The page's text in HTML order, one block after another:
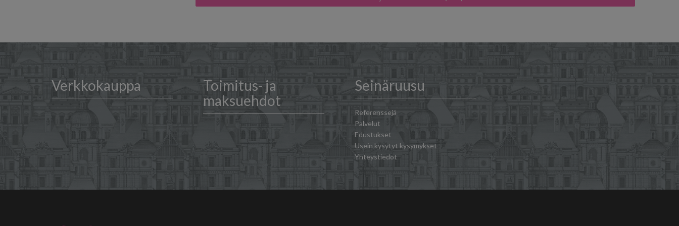
Verkkokauppa
Toimitus- ja
maksuehdot
Seinäruusu
Referenssejä
Palvelut
Edustukset
Usein kysytyt kysymykset
Yhteystiedot